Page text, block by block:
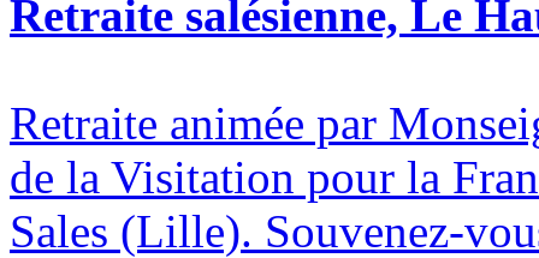
Retraite salésienne, Le
Retraite animée par
de la Visitation pour la
Sales (Lille). Souvenez-